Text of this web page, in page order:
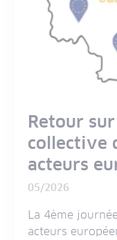
Retour
collective
acteurs
05/2026
La 4ème
acteurs